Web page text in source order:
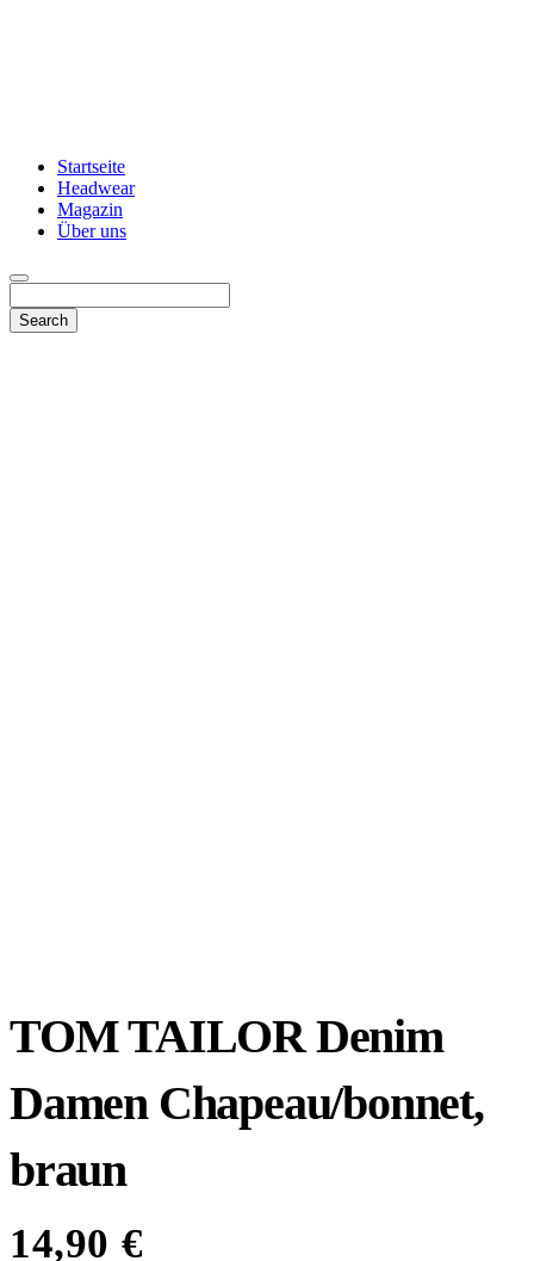
Startseite
Headwear
Magazin
Über uns
TOM TAILOR Denim
Damen Chapeau/bonnet,
braun
14,90 €